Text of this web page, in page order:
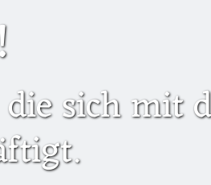
sich mit